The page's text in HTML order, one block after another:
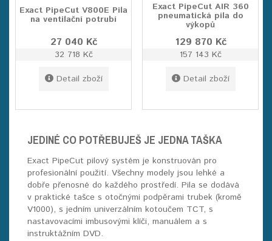
Exact PipeCut V800E Pila
na ventilační potrubí
27 040 Kč
32 718 Kč
Detail zboží
Exact PipeCut AIR 360
pneumatická pila do
výkopů
129 870 Kč
157 143 Kč
Detail zboží
JEDINÉ CO POTŘEBUJEŠ JE JEDNA TAŠKA
Exact PipeCut pilový systém je konstruován pro
profesionální použití. Všechny modely jsou lehké a
dobře přenosné do každého prostředí. Pila se dodává
v praktické tašce s otočnými podpěrami trubek (kromě
V1000), s jedním univerzálním kotoučem TCT, s
nastavovacími imbusovými klíči, manuálem a s
instruktážním DVD.